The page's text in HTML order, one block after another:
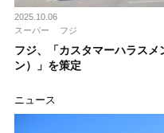
2025.10.06
スーパー
フジ
フジ、「カスタマーハラス
ン）」を策定
ニュース